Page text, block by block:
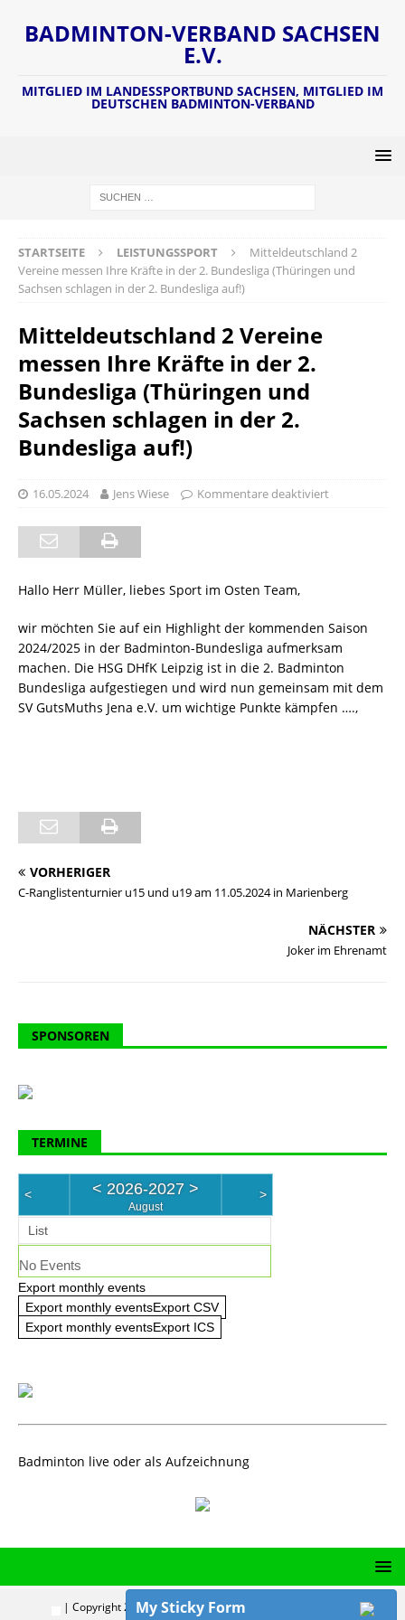
BADMINTON-VERBAND SACHSEN
E.V.
MITGLIED IM LANDESSPORTBUND SACHSEN, MITGLIED IM
DEUTSCHEN BADMINTON-VERBAND
STARTSEITE LEISTUNGSSPORT
Mitteldeutschland 2
Vereine messen Ihre Kräfte in der 2. Bundesliga (Thüringen und
Sachsen schlagen in der 2. Bundesliga auf!)
Mitteldeutschland 2 Vereine
messen Ihre Kräfte in der 2.
Bundesliga (Thüringen und
Sachsen schlagen in der 2.
Bundesliga auf!)
16.05.2024 Jens Wiese Kommentare deaktiviert
Hallo Herr Müller, liebes Sport im Osten Team,
wir möchten Sie auf ein Highlight der kommenden Saison
2024/2025 in der Badminton-Bundesliga aufmerksam
machen. Die HSG DHfK Leipzig ist in die 2. Badminton
Bundesliga aufgestiegen und wird nun gemeinsam mit dem
SV GutsMuths Jena e.V. um wichtige Punkte kämpfen ….,
VORHERIGER
C-Ranglistenturnier u15 und u19 am 11.05.2024 in Marienberg
NÄCHSTER
Joker im Ehrenamt
SPONSOREN
TERMINE
< < 2026-2027 >
August
>
List
No Events
Export monthly events
Export monthly eventsExport CSV
Export monthly eventsExport ICS
Badminton live oder als Aufzeichnung
| Copyright 2024 | BADMINTON-VERBAND SACHSEN e.V.
My Sticky Form